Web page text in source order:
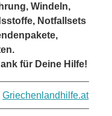
Windeln,
Notfallsets
für Deine Hilfe!
Griechenlandhilfe.at